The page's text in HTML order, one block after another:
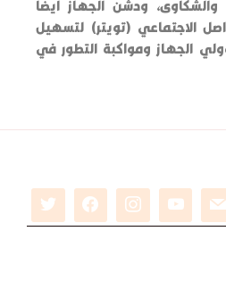
والشكاوى، ودشن الجهاز ايضا
الاجتماعي (تويتر) لتسهيل
الجهاز ومواكبة التطور في